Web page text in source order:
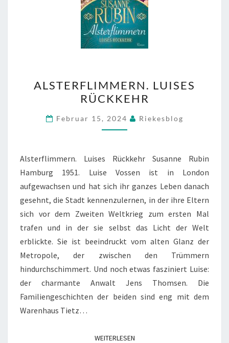
LUISES
RÜCKKEHR
ALSTERFLIMMERN. LUISES
RÜCKKEHR
Februar 15, 2024 Riekesblog
Alsterflimmern. Luises Rückkehr Susanne Rubin
Hamburg 1951. Luise Vossen ist in London
aufgewachsen und hat sich ihr ganzes Leben danach
gesehnt, die Stadt kennenzulernen, in der ihre Eltern
sich vor dem Zweiten Weltkrieg zum ersten Mal
trafen und in der sie selbst das Licht der Welt
erblickte. Sie ist beeindruckt vom alten Glanz der
Metropole, der zwischen den Trümmern
hindurchschimmert. Und noch etwas fasziniert Luise:
der charmante Anwalt Jens Thomsen. Die
Familiengeschichten der beiden sind eng mit dem
Warenhaus Tietz…
WEITERLESENWEITERLESEN